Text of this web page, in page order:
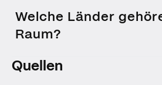
erlaubt. Entscheidend ist allein die
medizinischen Hintergrund
Welche Länder
Raum?
Der Schengen-Raum umfasst heute
Quellen